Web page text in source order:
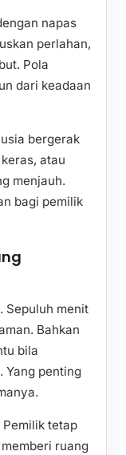
napas
perlahan,
Pola
dari keadaan
bergerak
atau
menjauh.
bagi pemilik
Sepuluh menit
Bahkan
bila
Yang penting
tetap
ruang